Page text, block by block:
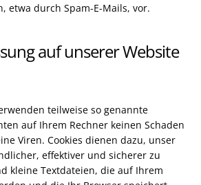
etwa durch Spam-E-Mails, vor.
auf unserer Website
teilweise so genannte
auf Ihrem Rechner keinen Schaden
Viren. Cookies dienen dazu, unser
effektiver und sicherer zu
kleine Textdateien, die auf Ihrem